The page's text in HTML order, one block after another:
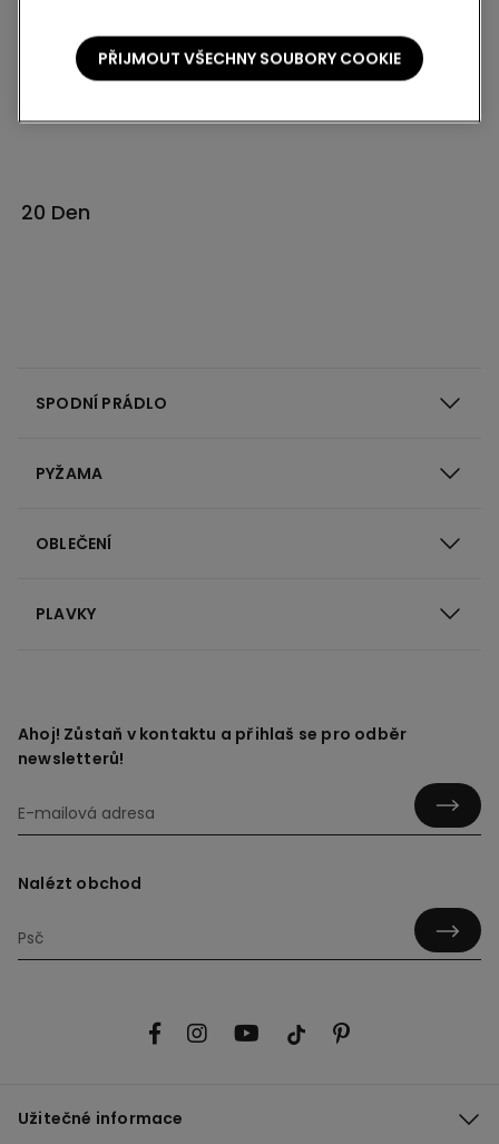
1
20 Den
SPODNÍ PRÁDLO
PYŽAMA
OBLEČENÍ
PLAVKY
Ahoj! Zůstaň v kontaktu a přihlaš se pro odběr
newsletterů!
Nalézt obchod
Užitečné informace
PŘIJMOUT VŠECHNY SOUBORY COOKIE